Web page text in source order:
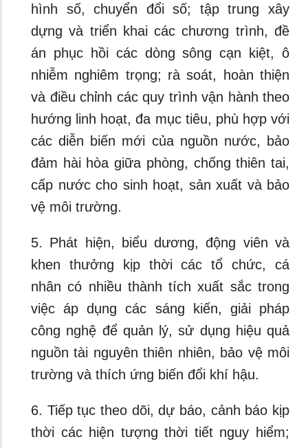
hình số, chuyển đổi số; tập trung xây
dựng và triển khai các chương trình, đề
án phục hồi các dòng sông cạn kiệt, ô
nhiễm nghiêm trọng; rà soát, hoàn thiện
và điều chỉnh các quy trình vận hành theo
hướng linh hoạt, đa mục tiêu, phù hợp với
các diễn biến mới của nguồn nước, bảo
đảm hài hòa giữa phòng, chống thiên tai,
cấp nước cho sinh hoạt, sản xuất và bảo
vệ môi trường.
5. Phát hiện, biểu dương, động viên và
khen thưởng kịp thời các tổ chức, cá
nhân có nhiều thành tích xuất sắc trong
việc áp dụng các sáng kiến, giải pháp
công nghệ để quản lý, sử dụng hiệu quả
nguồn tài nguyên thiên nhiên, bảo vệ môi
trường và thích ứng biến đổi khí hậu.
6. Tiếp tục theo dõi, dự báo, cảnh báo kịp
thời các hiện tượng thời tiết nguy hiểm;